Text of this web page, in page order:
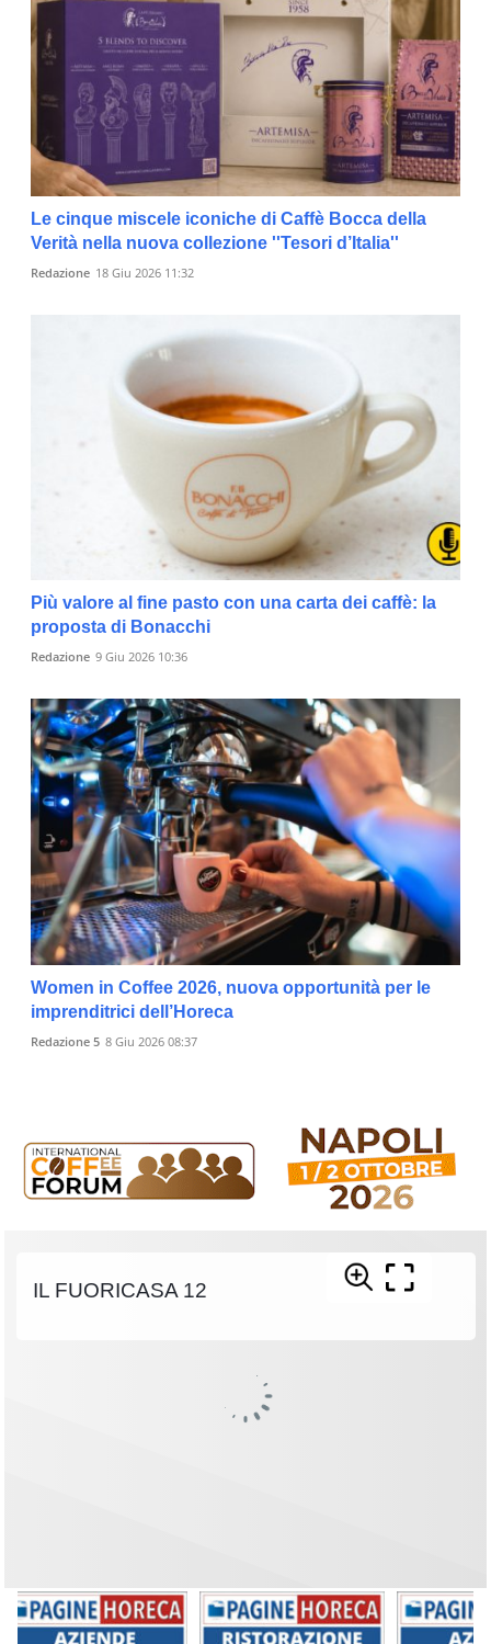
Le cinque miscele iconiche di Caffè Bocca della
Verità nella nuova collezione ''Tesori d’Italia''
Redazione 18 Giu 2026 11:32
Più valore al fine pasto con una carta dei caffè: la
proposta di Bonacchi
Redazione 9 Giu 2026 10:36
Women in Coffee 2026, nuova opportunità per le
imprenditrici dell’Horeca
Redazione 5 8 Giu 2026 08:37